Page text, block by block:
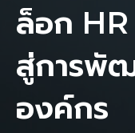
ล็อก HR
สู่การพั
องค์กร